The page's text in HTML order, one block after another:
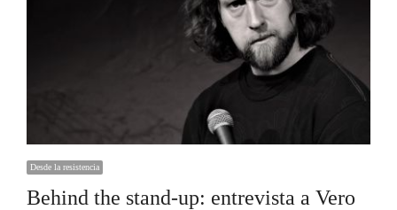
Desde la resistencia
Behind the stand-up: entrevista a Vero